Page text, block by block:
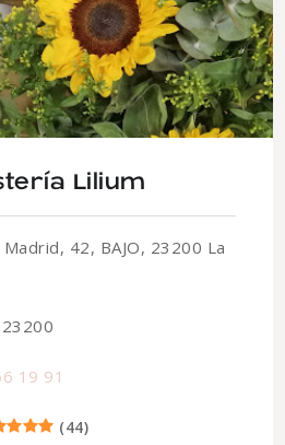
Lilium
Madrid, 42, BAJO, 23200 La
23200
19 91
(44)